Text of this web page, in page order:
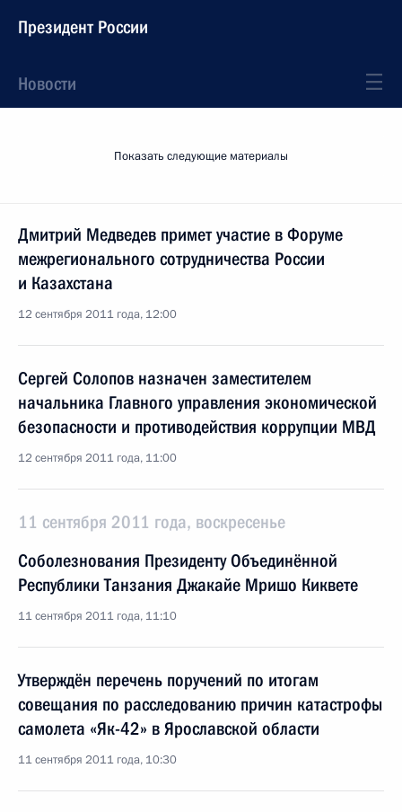
Президент России
Новости
Показать следующие материалы
Дмитрий Медведев примет участие в Форуме
межрегионального сотрудничества России
и Казахстана
12 сентября 2011 года, 12:00
Сергей Солопов назначен заместителем
начальника Главного управления экономической
безопасности и противодействия коррупции МВД
12 сентября 2011 года, 11:00
11 сентября 2011 года, воскресенье
Соболезнования Президенту Объединённой
Республики Танзания Джакайе Мришо Киквете
11 сентября 2011 года, 11:10
Утверждён перечень поручений по итогам
совещания по расследованию причин катастрофы
самолета «Як-42» в Ярославской области
11 сентября 2011 года, 10:30